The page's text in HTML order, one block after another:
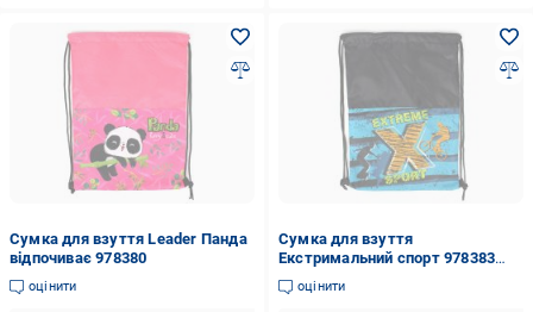
Сумка для взуття Leader Панда
відпочиває 978380
оцінити
Сумка для взуття
Екстримальний спорт 978383
Leader
оцінити